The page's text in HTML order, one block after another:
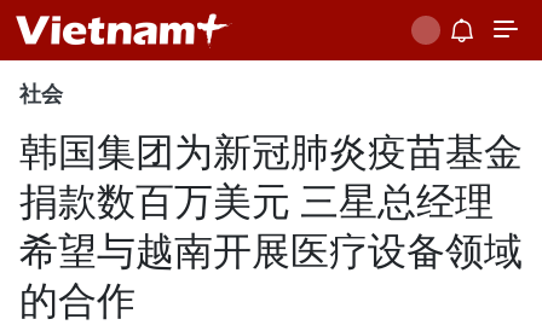
社会
韩国集团为新冠肺炎疫苗基金
捐款数百万美元 三星总经理
希望与越南开展医疗设备领域
的合作